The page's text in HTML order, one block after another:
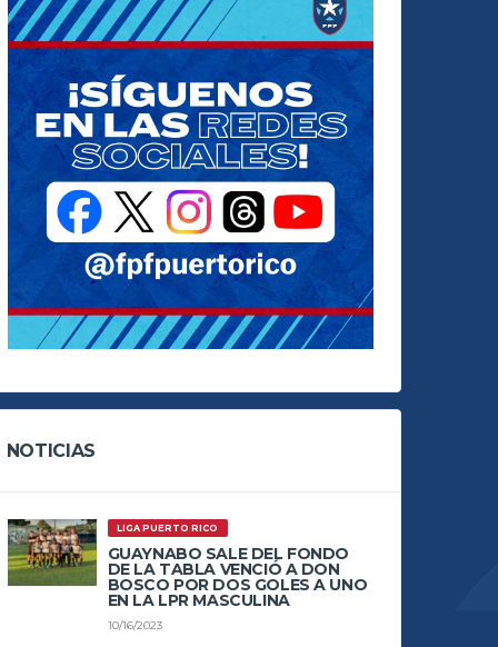
NOTICIAS
LIGA PUERTO RICO
GUAYNABO SALE DEL FONDO
DE LA TABLA VENCIÓ A DON
BOSCO POR DOS GOLES A UNO
EN LA LPR MASCULINA
10/16/2023